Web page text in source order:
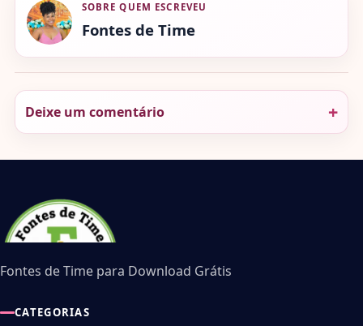
SOBRE QUEM ESCREVEU
Fontes de Time
Deixe um comentário
Fontes de Time para Download Grátis
CATEGORIAS